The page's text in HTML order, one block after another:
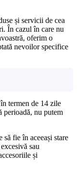
și servicii de cea
În cazul în care nu
oferim o
nevoilor specifice
termen de 14 zile
perioadă, nu putem
să fie în aceeași stare
sau
și